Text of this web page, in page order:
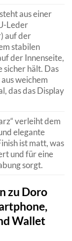
aus einer
Leder
auf der
stabilen
der Innenseite,
sicher hält. Das
weichem
das das Display
verleiht dem
elegante
ist matt, was
und für eine
sorgt.
zu Doro
Wallet